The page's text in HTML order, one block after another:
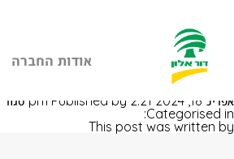
מהיר
לתוכן
הראשי
אודות החברה
רעננה רקפת
אפריל 18, 2024 2:21 pm
Published by
Categorised in:
This post was written by